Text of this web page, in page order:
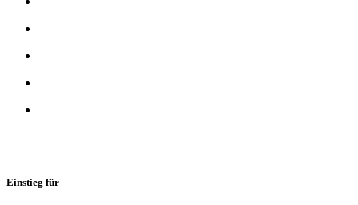
Einstieg für